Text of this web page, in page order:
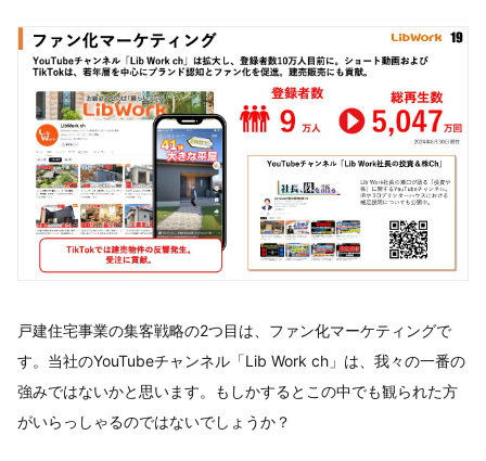
戸建住宅事業の集客戦略の2つ目は、ファン化マーケティングで
す。当社のYouTubeチャンネル「Lib Work ch」は、我々の一番の
強みではないかと思います。もしかするとこの中でも観られた方
がいらっしゃるのではないでしょうか？